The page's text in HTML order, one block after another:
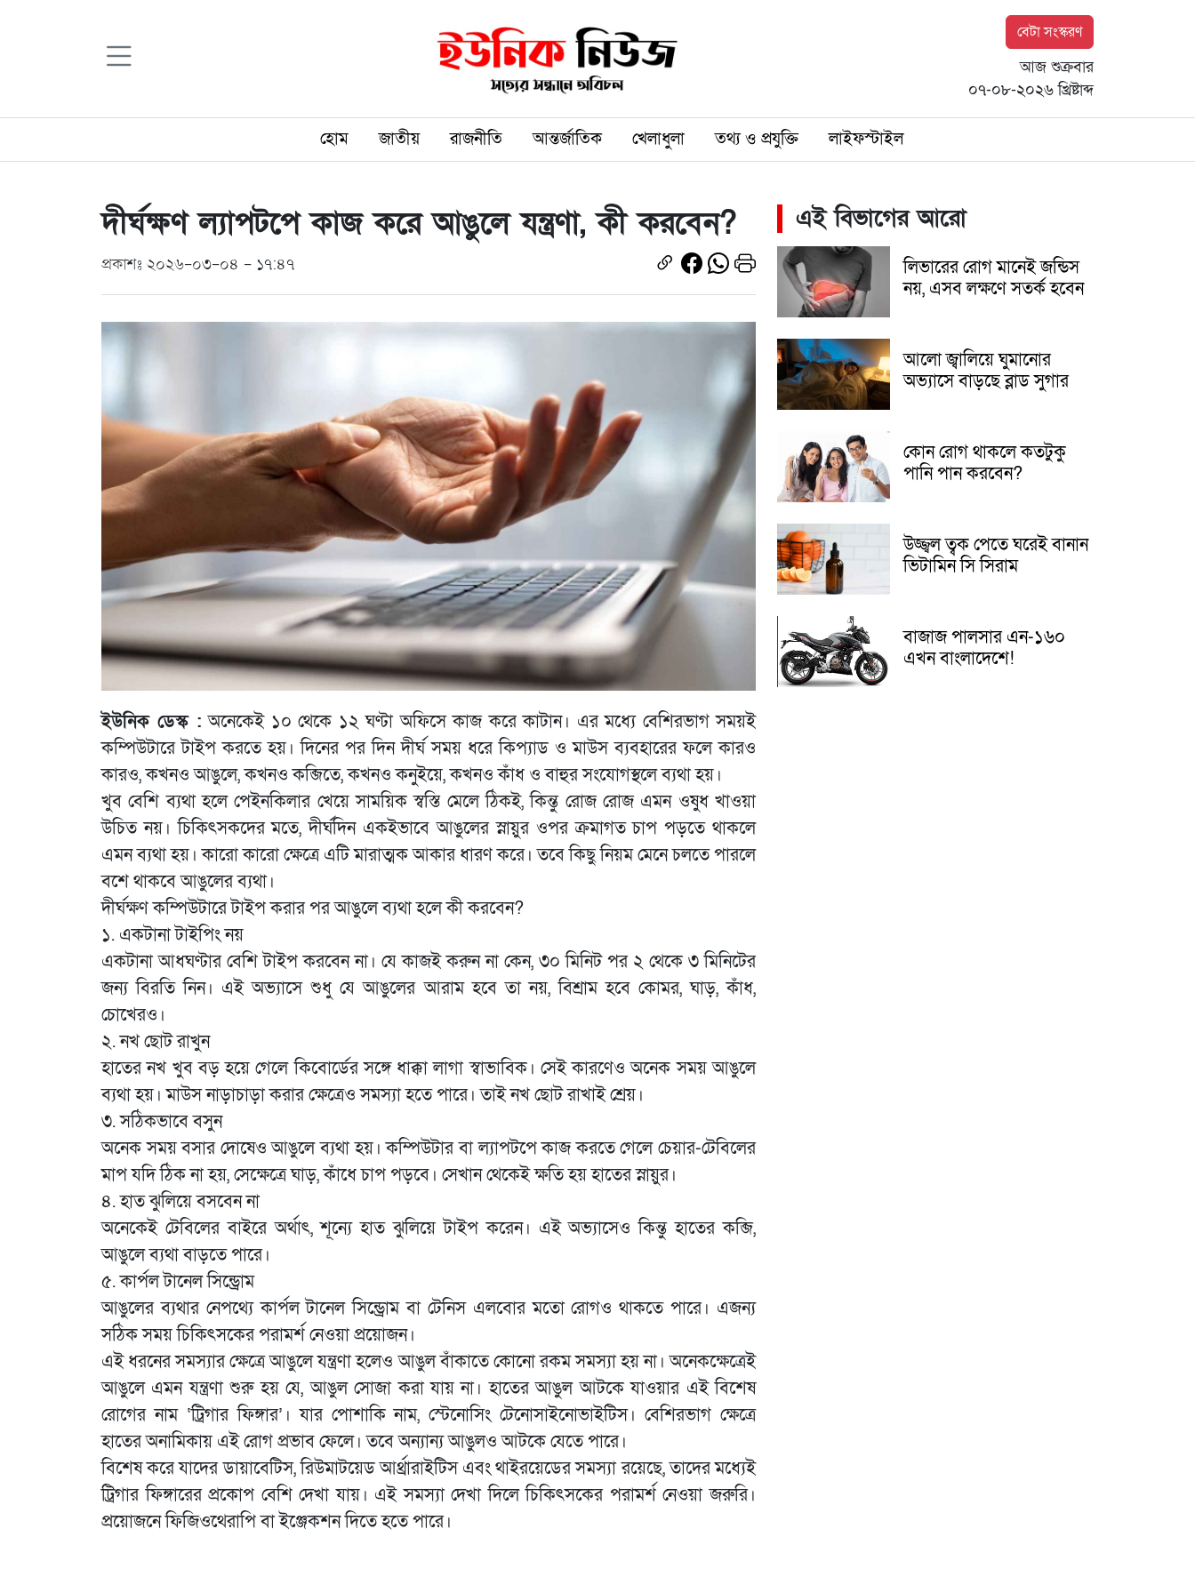
বেটা সংস্করণ
আজ শুক্রবার
০৭-০৮-২০২৬ খ্রিষ্টাব্দ
হোম জাতীয় রাজনীতি আন্তর্জাতিক খেলাধুলা তথ্য ও প্রযুক্তি লাইফস্টাইল
দীর্ঘক্ষণ ল্যাপটপে কাজ করে আঙুলে যন্ত্রণা, কী করবেন?
প্রকাশঃ ২০২৬-০৩-০৪ - ১৭:৪৭
ইউনিক ডেস্ক : অনেকেই ১০ থেকে ১২ ঘণ্টা অফিসে কাজ করে কাটান। এর মধ্যে বেশিরভাগ সময়ই
কম্পিউটারে টাইপ করতে হয়। দিনের পর দিন দীর্ঘ সময় ধরে কিপ্যাড ও মাউস ব্যবহারের ফলে কারও
কারও, কখনও আঙুলে, কখনও কব্জিতে, কখনও কনুইয়ে, কখনও কাঁধ ও বাহুর সংযোগস্থলে ব্যথা হয়।
খুব বেশি ব্যথা হলে পেইনকিলার খেয়ে সাময়িক স্বস্তি মেলে ঠিকই, কিন্তু রোজ রোজ এমন ওষুধ খাওয়া
উচিত নয়। চিকিৎসকদের মতে, দীর্ঘদিন একইভাবে আঙুলের স্নায়ুর ওপর ক্রমাগত চাপ পড়তে থাকলে
এমন ব্যথা হয়। কারো কারো ক্ষেত্রে এটি মারাত্মক আকার ধারণ করে। তবে কিছু নিয়ম মেনে চলতে পারলে
বশে থাকবে আঙুলের ব্যথা।
দীর্ঘক্ষণ কম্পিউটারে টাইপ করার পর আঙুলে ব্যথা হলে কী করবেন?
১. একটানা টাইপিং নয়
একটানা আধঘণ্টার বেশি টাইপ করবেন না। যে কাজই করুন না কেন, ৩০ মিনিট পর ২ থেকে ৩ মিনিটের
জন্য বিরতি নিন। এই অভ্যাসে শুধু যে আঙুলের আরাম হবে তা নয়, বিশ্রাম হবে কোমর, ঘাড়, কাঁধ,
চোখেরও।
২. নখ ছোট রাখুন
হাতের নখ খুব বড় হয়ে গেলে কিবোর্ডের সঙ্গে ধাক্কা লাগা স্বাভাবিক। সেই কারণেও অনেক সময় আঙুলে
ব্যথা হয়। মাউস নাড়াচাড়া করার ক্ষেত্রেও সমস্যা হতে পারে। তাই নখ ছোট রাখাই শ্রেয়।
৩. সঠিকভাবে বসুন
অনেক সময় বসার দোষেও আঙুলে ব্যথা হয়। কম্পিউটার বা ল্যাপটপে কাজ করতে গেলে চেয়ার-টেবিলের
মাপ যদি ঠিক না হয়, সেক্ষেত্রে ঘাড়, কাঁধে চাপ পড়বে। সেখান থেকেই ক্ষতি হয় হাতের স্নায়ুর।
৪. হাত ঝুলিয়ে বসবেন না
অনেকেই টেবিলের বাইরে অর্থাৎ, শূন্যে হাত ঝুলিয়ে টাইপ করেন। এই অভ্যাসেও কিন্তু হাতের কব্জি,
আঙুলে ব্যথা বাড়তে পারে।
৫. কার্পল টানেল সিন্ড্রোম
আঙুলের ব্যথার নেপথ্যে কার্পল টানেল সিন্ড্রোম বা টেনিস এলবোর মতো রোগও থাকতে পারে। এজন্য
সঠিক সময় চিকিৎসকের পরামর্শ নেওয়া প্রয়োজন।
এই ধরনের সমস্যার ক্ষেত্রে আঙুলে যন্ত্রণা হলেও আঙুল বাঁকাতে কোনো রকম সমস্যা হয় না। অনেকক্ষেত্রেই
আঙুলে এমন যন্ত্রণা শুরু হয় যে, আঙুল সোজা করা যায় না। হাতের আঙুল আটকে যাওয়ার এই বিশেষ
রোগের নাম ‘ট্রিগার ফিঙ্গার’। যার পোশাকি নাম, স্টেনোসিং টেনোসাইনোভাইটিস। বেশিরভাগ ক্ষেত্রে
হাতের অনামিকায় এই রোগ প্রভাব ফেলে। তবে অন্যান্য আঙুলও আটকে যেতে পারে।
বিশেষ করে যাদের ডায়াবেটিস, রিউমাটয়েড আর্থ্রারাইটিস এবং থাইরয়েডের সমস্যা রয়েছে, তাদের মধ্যেই
ট্রিগার ফিঙ্গারের প্রকোপ বেশি দেখা যায়। এই সমস্যা দেখা দিলে চিকি‌ৎসকের পরামর্শ নেওয়া জরুরি।
প্রয়োজনে ফিজিওথেরাপি বা ইঞ্জেকশন দিতে হতে পারে।
এই বিভাগের আরো
লিভারের রোগ মানেই জন্ডিস
নয়, এসব লক্ষণে সতর্ক হবেন
আলো জ্বালিয়ে ঘুমানোর
অভ্যাসে বাড়ছে ব্লাড সুগার
কোন রোগ থাকলে কতটুকু
পানি পান করবেন?
উজ্জ্বল ত্বক পেতে ঘরেই বানান
ভিটামিন সি সিরাম
বাজাজ পালসার এন-১৬০
এখন বাংলাদেশে!